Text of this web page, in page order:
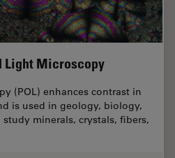
Light Microscopy
(POL) enhances contrast in
is used in geology, biology,
minerals, crystals, fibers,